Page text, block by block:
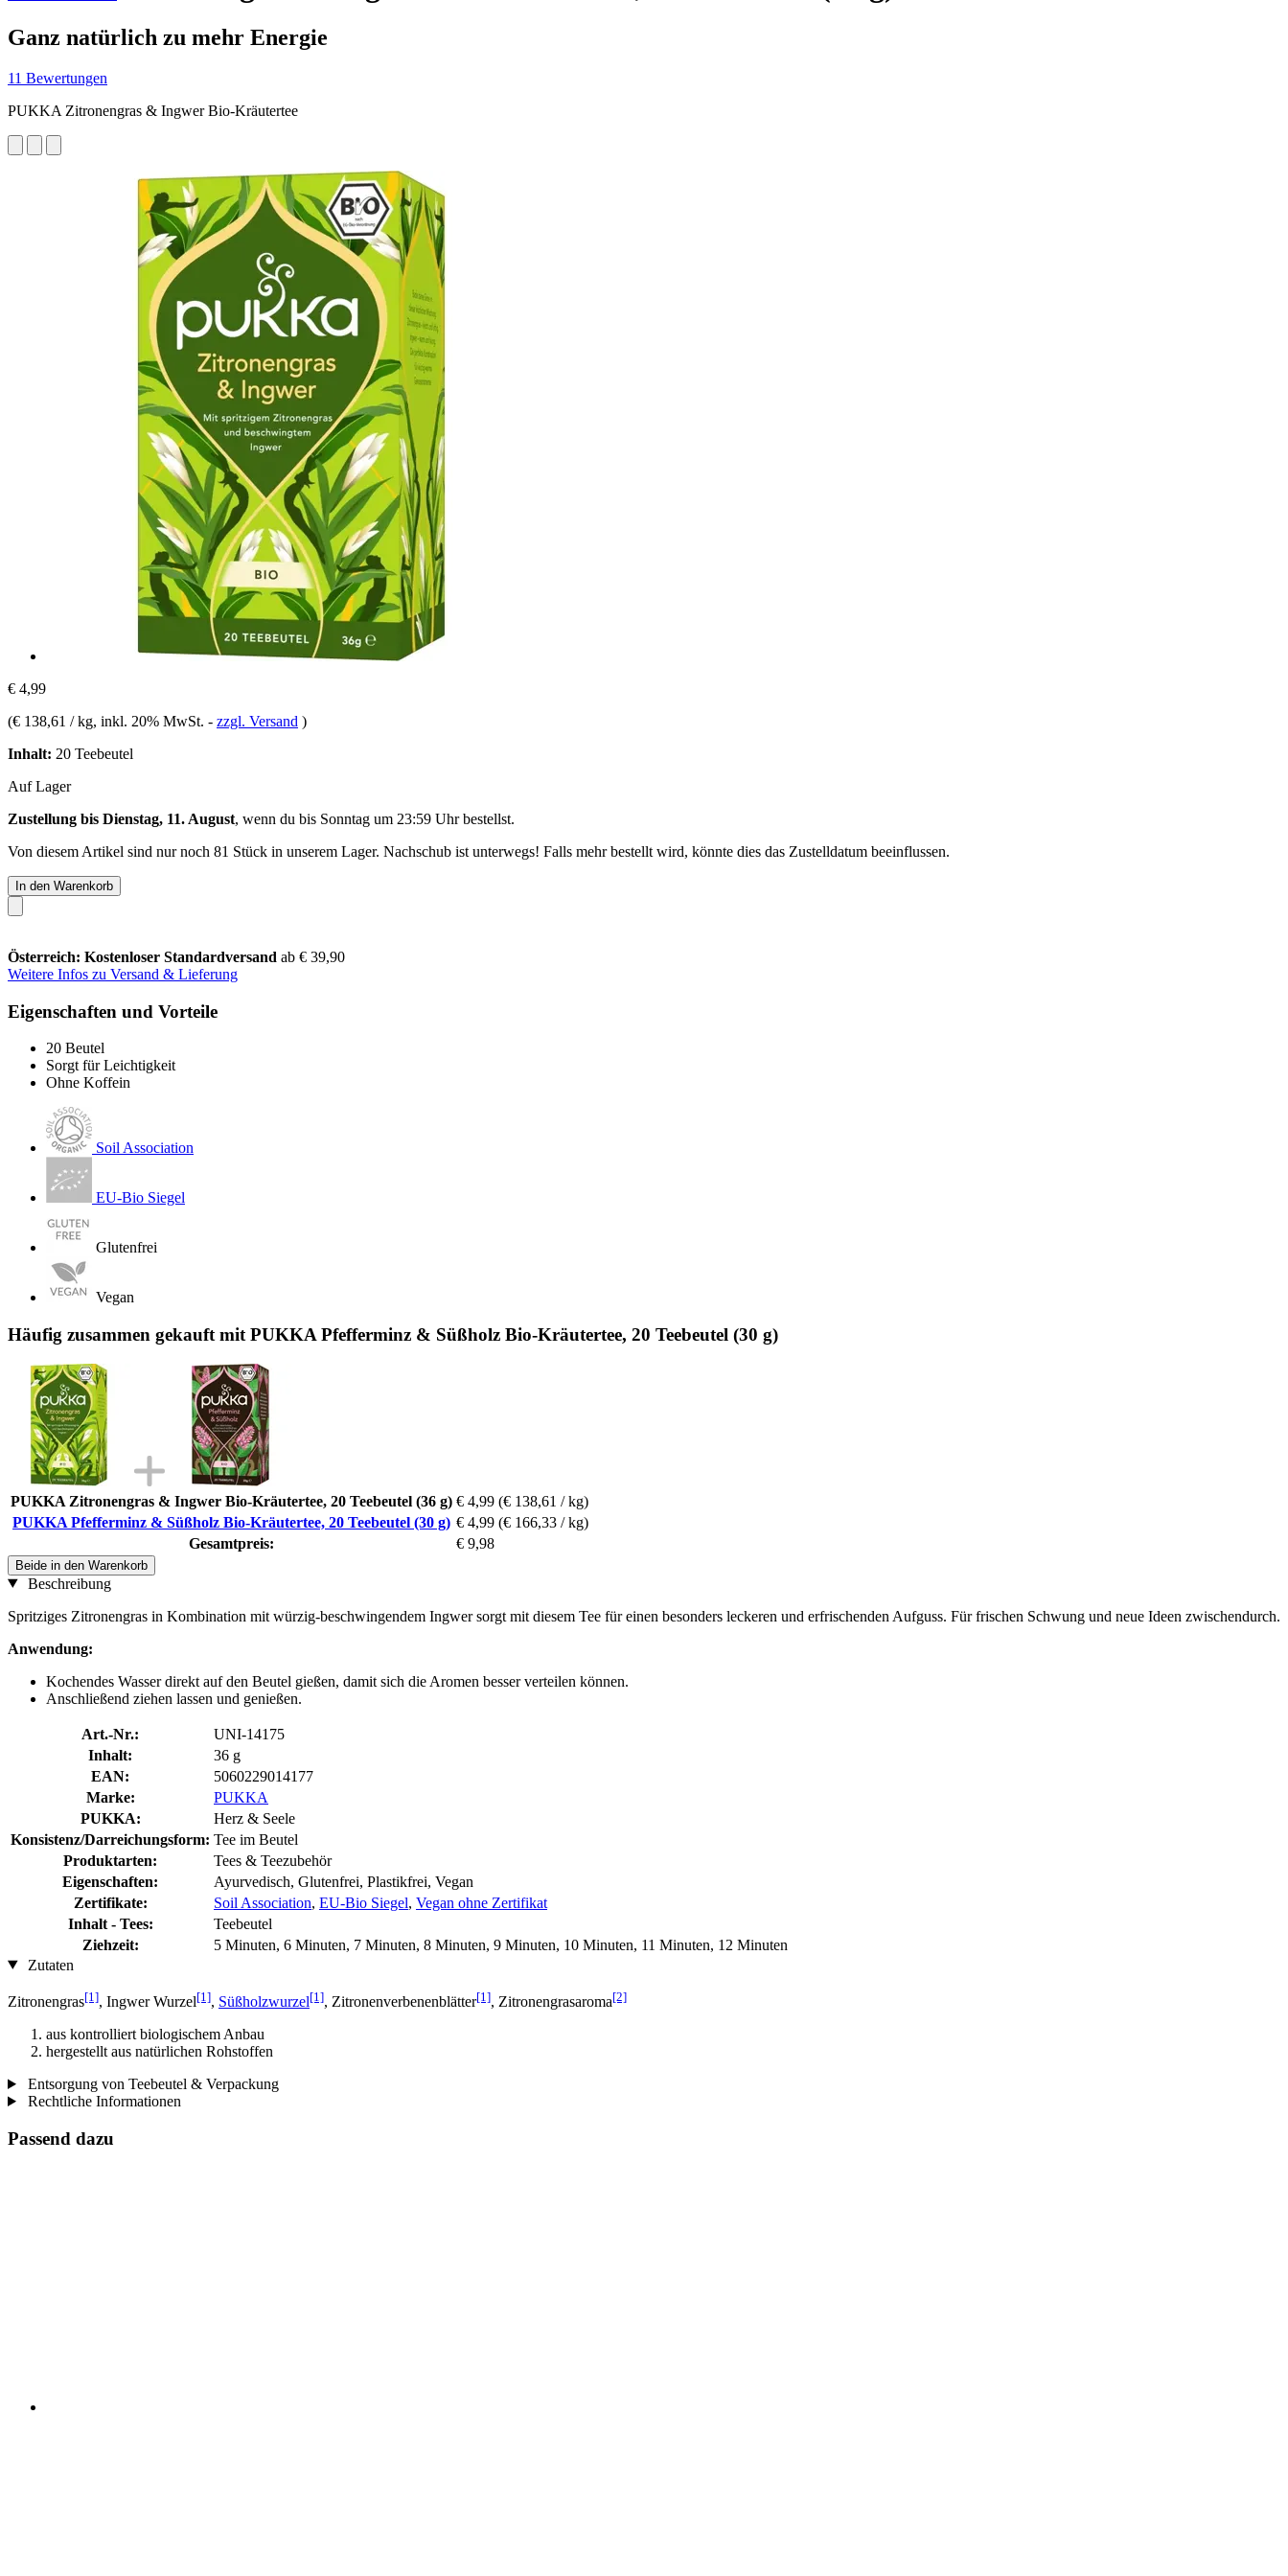
Ganz natürlich zu mehr Energie
11 Bewertungen
PUKKA Zitronengras & Ingwer Bio-Kräutertee
€ 4,99
(€ 138,61 / kg, inkl. 20% MwSt. - zzgl. Versand )
Inhalt: 20 Teebeutel
Auf Lager
Zustellung bis Dienstag, 11. August, wenn du bis Sonntag um 23:59 Uhrbestellst.
Von diesem Artikel sind nur noch 81 Stück in unserem Lager. Nachschub ist unterwegs! Falls mehr bestellt wird, könnte dies das Zustelldatum beeinflussen.
In den Warenkorb
Österreich: Kostenloser Standardversand ab € 39,90
Weitere Infos zu Versand & Lieferung
Eigenschaften und Vorteile
20 Beutel
Sorgt für Leichtigkeit
Ohne Koffein
Soil Association
EU-Bio Siegel
Glutenfrei
Vegan
Häufig zusammen gekauft mit PUKKA Pfefferminz & Süßholz Bio-Kräutertee, 20 Teebeutel (30 g)
PUKKA Zitronengras & Ingwer Bio-Kräutertee, 20 Teebeutel (36 g) € 4,99 (€ 138,61 / kg)
PUKKA Pfefferminz & Süßholz Bio-Kräutertee, 20 Teebeutel (30 g) € 4,99 (€ 166,33 / kg)
Gesamtpreis:
€ 9,98
Beide in den Warenkorb
Beschreibung
Spritziges Zitronengras in Kombination mit würzig-beschwingendem Ingwer sorgt mit diesem Tee für einen besonders leckeren und erfrischenden Aufguss. Für frischen Schwung und neue Ideen zwischendurch.
Anwendung:
Kochendes Wasser direkt auf den Beutel gießen, damit sich die Aromen besser verteilen können.
Anschließend ziehen lassen und genießen.
Art.-Nr.:
UNI-14175
Inhalt:
36 g
EAN:
5060229014177
Marke:
PUKKA
PUKKA:
Herz & Seele
Konsistenz/Darreichungsform: Tee im Beutel
Produktarten:
Tees & Teezubehör
Eigenschaften:
Ayurvedisch, Glutenfrei, Plastikfrei, Vegan
Zertifikate:
Soil Association, EU-Bio Siegel, Vegan ohne Zertifikat
Inhalt - Tees:
Teebeutel
Ziehzeit:
5 Minuten, 6 Minuten, 7 Minuten, 8 Minuten, 9 Minuten, 10 Minuten, 11 Minuten, 12 Minuten
Zutaten
Zitronengras[1], Ingwer Wurzel[1], Süßholzwurzel[1], Zitronenverbenenblätter[1], Zitronengrasaroma[2]
aus kontrolliert biologischem Anbau
hergestellt aus natürlichen Rohstoffen
Entsorgung von Teebeutel & Verpackung
Rechtliche Informationen
Passend dazu